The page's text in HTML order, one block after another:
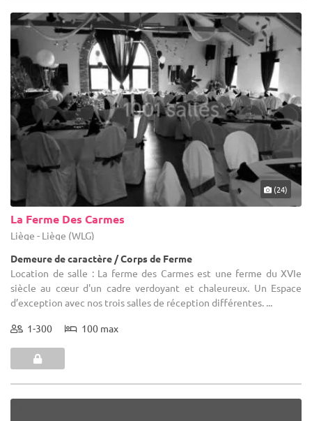
(24)
La Ferme Des Carmes
Liège - Liège (WLG)
Demeure de caractère / Corps de Ferme
Location de salle : La ferme des Carmes est une ferme du XVIe
siècle au cœur d'un cadre verdoyant et chaleureux. Un Espace
d’exception avec nos trois salles de réception différentes. ...
1-300 100 max